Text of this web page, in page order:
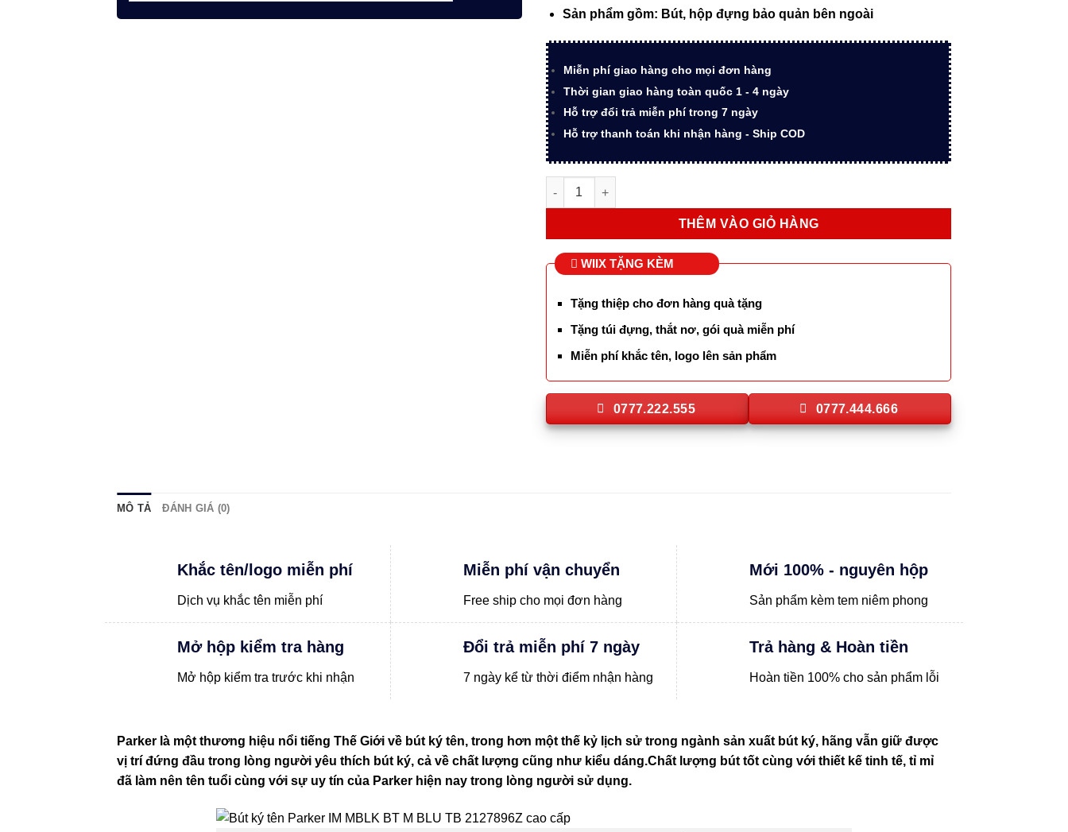
Sản phẩm gồm: Bút, hộp đựng bảo quản bên ngoài
Miễn phí giao hàng cho mọi đơn hàng
Thời gian giao hàng toàn quốc 1 - 4 ngày
Hỗ trợ đổi trả miễn phí trong 7 ngày
Hỗ trợ thanh toán khi nhận hàng - Ship COD
Bút ký tên Parker IM MBLK BT M BLU TB 2127896Z cao cấp số lượng
THÊM VÀO GIỎ HÀNG
WIIX TẶNG KÈM
Tặng thiệp cho đơn hàng quà tặng
Tặng túi đựng, thắt nơ, gói quà miễn phí
Miễn phí khắc tên, logo lên sản phẩm
0777.222.555 0777.444.666
MÔ TẢ ĐÁNH GIÁ (0)
Khắc tên/logo miễn phí
Dịch vụ khắc tên miễn phí
Miễn phí vận chuyển
Free ship cho mọi đơn hàng
Mới 100% - nguyên hộp
Sản phẩm kèm tem niêm phong
Mở hộp kiểm tra hàng
Mở hộp kiểm tra trước khi nhận
Đổi trả miễn phí 7 ngày
7 ngày kể từ thời điểm nhận hàng
Trả hàng & Hoàn tiền
Hoàn tiền 100% cho sản phẩm lỗi
Parker là một thương hiệu nổi tiếng Thế Giới về bút ký tên, trong hơn một thế kỷ lịch sử trong ngành sản xuất bút ký, hãng vẫn giữ được
vị trí đứng đầu trong lòng người yêu thích bút ký, cả về chất lượng cũng như kiểu dáng.Chất lượng bút tốt cùng với thiết kế tinh tế, tỉ mỉ
đã làm nên tên tuổi cùng với sự uy tín của Parker hiện nay trong lòng người sử dụng.